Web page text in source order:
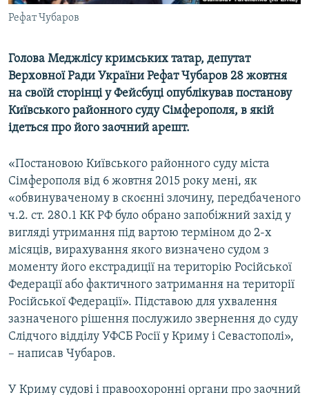
ІНФОГРАФІКА
ДОЛУЧАЙСЯ!
Усі сайти RFE/RL
Рефат Чубаров
Голова Меджлісу кримських татар, депутат
Верховної Ради України Рефат Чубаров 28 жовтня
на своїй сторінці у Фейсбуці опублікував постанову
Київського районного суду Сімферополя, в якій
ідеться про його заочний арешт.
«Постановою Київського районного суду міста
Сімферополя від 6 жовтня 2015 року мені, як
«обвинуваченому в скоєнні злочину, передбаченого
ч.2. ст. 280.1 КК РФ було обрано запобіжний захід у
вигляді утримання під вартою терміном до 2-х
місяців, вирахування якого визначено судом з
моменту його екстрадиції на територію Російської
Федерації або фактичного затримання на території
Російської Федерації». Підставою для ухвалення
зазначеного рішення послужило звернення до суду
Слідчого відділу УФСБ Росії у Криму і Севастополі»,
– написав Чубаров.
У Криму судові і правоохоронні органи про заочний